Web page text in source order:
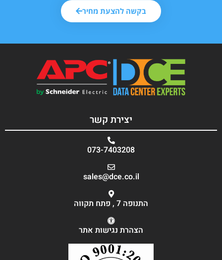
בקשה להצעת מחיר
יצירת קשר
073-7403208
sales@dce.co.il
התנופה 7 , פתח תקווה
הצהרת נגישות אתר